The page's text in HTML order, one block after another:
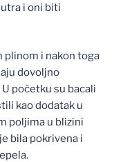
i oni biti
plinom i nakon toga
dovoljno
početku su bacali
kao dodatak u
poljima u blizini
bila pokrivena i